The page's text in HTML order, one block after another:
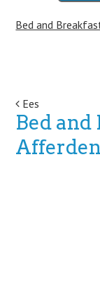
Bed and
Post
Ees
Bed
Afferden